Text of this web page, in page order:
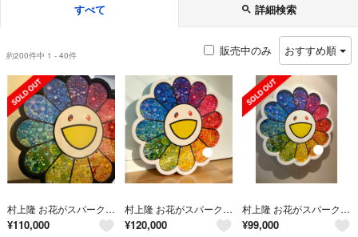
すべて 詳細検索
約200件中 1 - 40件 販売中のみ おすすめ順
村上隆 お花がスパークル！ ED300 φ600 額装 ポスター
¥110,000
村上隆 お花がスパークル！ ED300 額装作品 納品書付
¥120,000
村上隆 お花がスパークル！ ED300 額装作品 納品書付
¥99,000